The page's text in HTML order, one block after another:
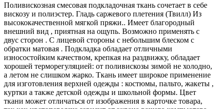
Поливискозная смесовая подкладочная ткань сочетает в себе
вискозу и полиэстер. Гладь саржевого плетения (Твилл) Из
высококачественной мягкой пряжи.. Имеет благородный
внешний вид , приятная на ощупь. Возможно применять с
двус сторон . С лицевой стороны с небольшим блеском с
обратки матовая . Подкладка обладает отличными
износостойким качеством, крепкая на раздвижку, обладает
хорошей терморегуляцией: от поливискозы зимой не холодно,
а летом не слишком жарко. Ткань имеет широкое применение
для изготовления верхней одежды : костюмы, пальто, жакеты ,
куртки а также детской одежды и школьной формы. Цвет
ткани может отличаться от изображения в карточке товара,